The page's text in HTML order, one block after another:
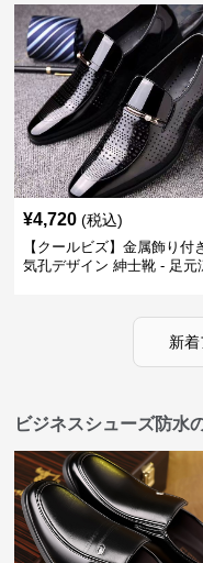
¥4,720 (税込)
【クールビズ】金属飾り付
気孔デザイン 紳士靴 - 足元
新
ビジネスシューズ防水